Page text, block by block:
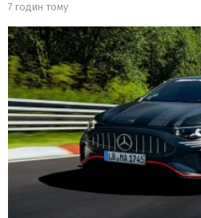
7 годин тому